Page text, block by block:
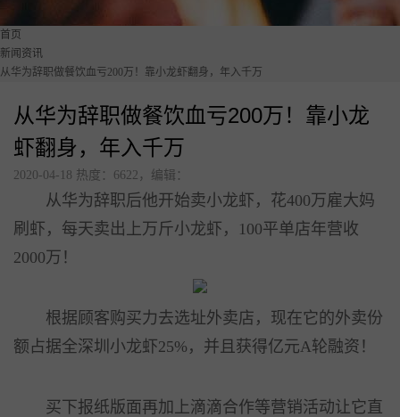
待办通——会议360度通知
配套硬件产品：
立式刷脸支付
门店收银机
10.1寸高清屏点单平板
扫码枪
58小票打印纸
更多产品
首页
新闻资讯
从华为辞职做餐饮血亏200万！靠小龙虾翻身，年入千万
从华为辞职做餐饮血亏200万！靠小龙
虾翻身，年入千万
2020-04-18 热度：6622，编辑：
从华为辞职后他开始卖小龙虾，花400万雇大妈
刷虾，每天卖出上万斤小龙虾，100平单店年营收
2000万！
根据顾客购买力去选址外卖店，现在它的外卖份
额占据全深圳小龙虾25%，并且获得亿元A轮融资！
买下报纸版面再加上滴滴合作等营销活动让它直